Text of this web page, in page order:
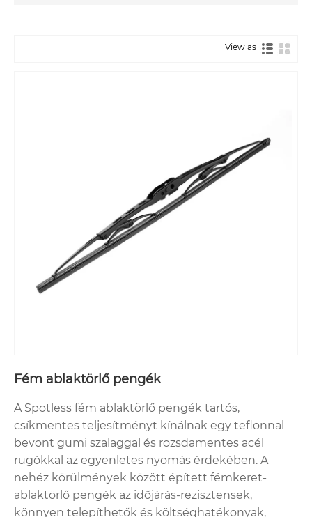
View as
Fém ablaktörlő pengék
A Spotless fém ablaktörlő pengék tartós,
csíkmentes teljesítményt kínálnak egy teflonnal
bevont gumi szalaggal és rozsdamentes acél
rugókkal az egyenletes nyomás érdekében. A
nehéz körülmények között épített fémkeret-
ablaktörlő pengék az időjárás-rezisztensek,
könnyen telepíthetők és költséghatékonyak,